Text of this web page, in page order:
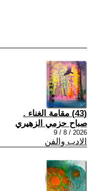
(43) مقامة الغناء .
صباح حزمي الزهيري
2026 / 8 / 9
الادب والفن